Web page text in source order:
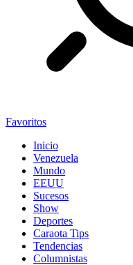
Favoritos
Inicio
Venezuela
Mundo
EEUU
Sucesos
Show
Deportes
Caraota Tips
Tendencias
Columnistas